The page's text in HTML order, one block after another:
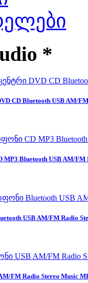
*
CD Bluetooth USB AM/
Bluetooth USB AM/FM
USB AM/FM Radio
FM Radio Stereo Music